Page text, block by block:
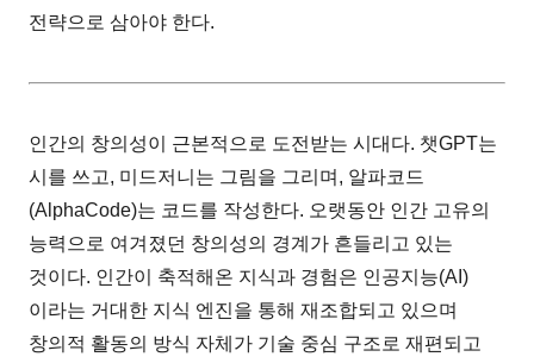
전략으로 삼아야 한다.
인간의 창의성이 근본적으로 도전받는 시대다. 챗GPT는
시를 쓰고, 미드저니는 그림을 그리며, 알파코드
(AlphaCode)는 코드를 작성한다. 오랫동안 인간 고유의
능력으로 여겨졌던 창의성의 경계가 흔들리고 있는
것이다. 인간이 축적해온 지식과 경험은 인공지능(AI)
이라는 거대한 지식 엔진을 통해 재조합되고 있으며
창의적 활동의 방식 자체가 기술 중심 구조로 재편되고